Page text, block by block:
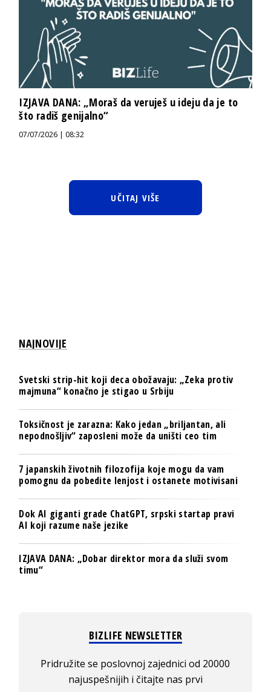
IZJAVA DANA: „Moraš da veruješ u ideju da je to
što radiš genijalno“
07/07/2026 | 08:32
UČITAJ VIŠE
NAJNOVIJE
Svetski strip-hit koji deca obožavaju: „Zeka protiv
majmuna“ konačno je stigao u Srbiju
Toksičnost je zarazna: Kako jedan „briljantan, ali
nepodnošljiv“ zaposleni može da uništi ceo tim
7 japanskih životnih filozofija koje mogu da vam
pomognu da pobedite lenjost i ostanete motivisani
Dok AI giganti grade ChatGPT, srpski startap pravi
AI koji razume naše jezike
IZJAVA DANA: „Dobar direktor mora da služi svom
timu“
BIZLIFE NEWSLETTER
Pridružite se poslovnoj zajednici od 20000
najuspešnijih i čitajte nas prvi